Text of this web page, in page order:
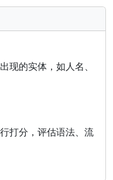
现的实体，如人名、
打分，评估语法、流